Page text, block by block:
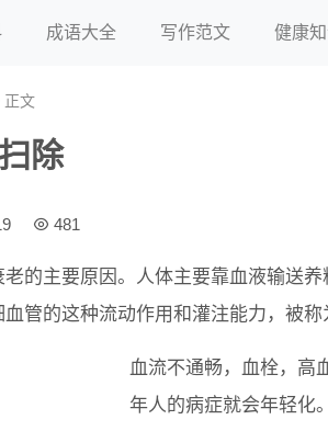
成语大全 写作范文 健康
正文
除
481
的主要原因。人体主要靠血液输送养
管的这种流动作用和灌注能力，被称
血流不通畅，血栓，高
年人的病症就会年轻化